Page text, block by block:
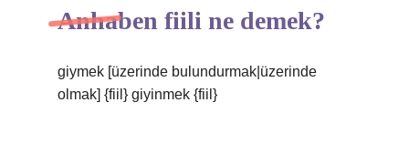
Anhaben fiili ne demek?
giymek [üzerinde bulundurmak|üzerinde
olmak] {fiil} giyinmek {fiil}